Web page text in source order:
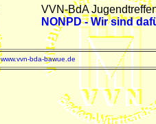
VVN-BdA
NONPD - Wir sind
www.vvn-bda-bawue.de